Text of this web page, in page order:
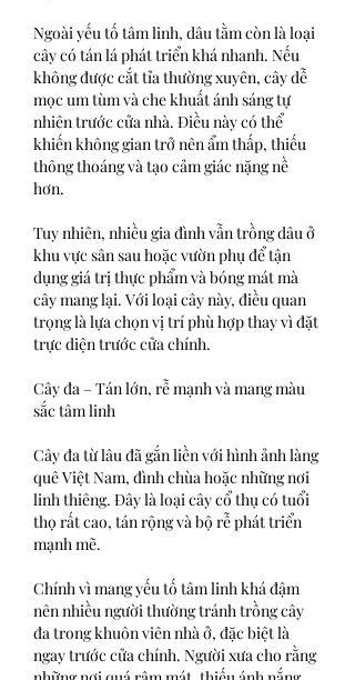
Ngoài yếu tố tâm linh, dâu tằm còn là loại
cây có tán lá phát triển khá nhanh. Nếu
không được cắt tỉa thường xuyên, cây dễ
mọc um tùm và che khuất ánh sáng tự
nhiên trước cửa nhà. Điều này có thể
khiến không gian trở nên ẩm thấp, thiếu
thông thoáng và tạo cảm giác nặng nề
hơn.
Tuy nhiên, nhiều gia đình vẫn trồng dâu ở
khu vực sân sau hoặc vườn phụ để tận
dụng giá trị thực phẩm và bóng mát mà
cây mang lại. Với loại cây này, điều quan
trọng là lựa chọn vị trí phù hợp thay vì đặt
trực diện trước cửa chính.
Cây đa – Tán lớn, rễ mạnh và mang màu
sắc tâm linh
Cây đa từ lâu đã gắn liền với hình ảnh làng
quê Việt Nam, đình chùa hoặc những nơi
linh thiêng. Đây là loại cây cổ thụ có tuổi
thọ rất cao, tán rộng và bộ rễ phát triển
mạnh mẽ.
Chính vì mang yếu tố tâm linh khá đậm
nên nhiều người thường tránh trồng cây
đa trong khuôn viên nhà ở, đặc biệt là
ngay trước cửa chính. Người xưa cho rằng